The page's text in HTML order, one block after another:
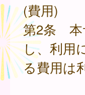
(費用)
第2条 本
し、利用
る費用は